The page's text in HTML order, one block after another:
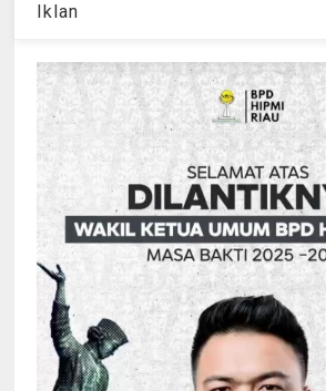
Iklan